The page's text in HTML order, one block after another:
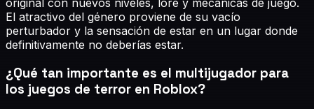
El atractivo del género proviene de su vacío
perturbador y la sensación de estar en un lugar donde
definitivamente no deberías estar.
¿Qué tan importante es el multijugador para
los juegos de terror en Roblox?